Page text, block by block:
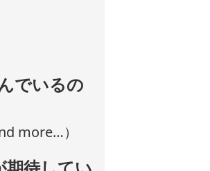
でいるの
more…）